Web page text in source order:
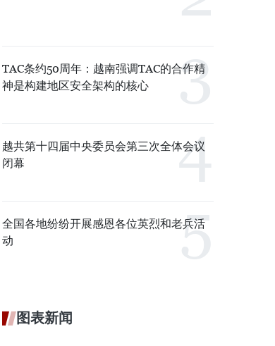
TAC条约50周年：越南强调TAC的合作精
神是构建地区安全架构的核心
越共第十四届中央委员会第三次全体会议
闭幕
全国各地纷纷开展感恩各位英烈和老兵活
动
图表新闻